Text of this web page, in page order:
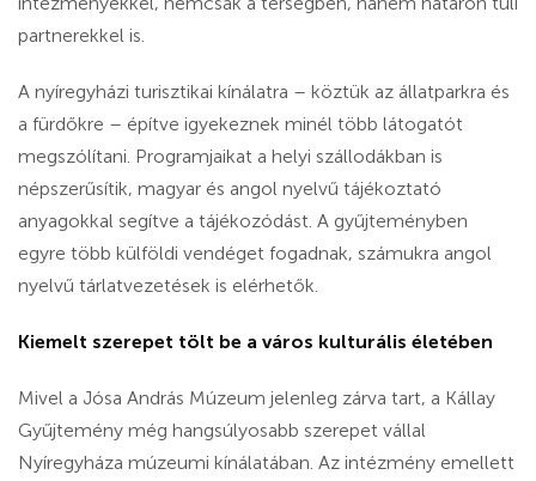
partnerekkel is.
A nyíregyházi turisztikai kínálatra – köztük az állatparkra és
a fürdőkre – építve igyekeznek minél több látogatót
megszólítani. Programjaikat a helyi szállodákban is
népszerűsítik, magyar és angol nyelvű tájékoztató
anyagokkal segítve a tájékozódást. A gyűjteményben
egyre több külföldi vendéget fogadnak, számukra angol
nyelvű tárlatvezetések is elérhetők.
Kiemelt szerepet tölt be a város kulturális életében
Mivel a Jósa András Múzeum jelenleg zárva tart, a Kállay
Gyűjtemény még hangsúlyosabb szerepet vállal
Nyíregyháza múzeumi kínálatában. Az intézmény emellett